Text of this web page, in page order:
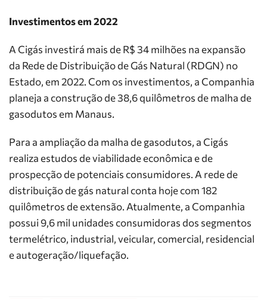
Investimentos em 2022
A Cigás investirá mais de R$ 34 milhões na expansão
da Rede de Distribuição de Gás Natural (RDGN) no
Estado, em 2022. Com os investimentos, a Companhia
planeja a construção de 38,6 quilômetros de malha de
gasodutos em Manaus.
Para a ampliação da malha de gasodutos, a Cigás
realiza estudos de viabilidade econômica e de
prospecção de potenciais consumidores. A rede de
distribuição de gás natural conta hoje com 182
quilômetros de extensão. Atualmente, a Companhia
possui 9,6 mil unidades consumidoras dos segmentos
termelétrico, industrial, veicular, comercial, residencial
e autogeração/liquefação.